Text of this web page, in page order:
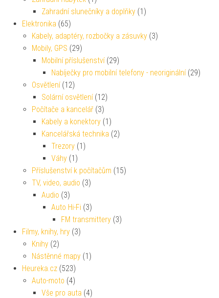
Zahradní slunečníky a doplňky (1)
Elektronika (65)
Kabely, adaptéry, rozbočky a zásuvky (3)
Mobily, GPS (29)
Mobilní příslušenství (29)
Nabíječky pro mobilní telefony - neoriginální (29)
Osvětlení (12)
Solární osvětlení (12)
Počítače a kancelář (3)
Kabely a konektory (1)
Kancelářská technika (2)
Trezory (1)
Váhy (1)
Příslušenství k počítačům (15)
TV, video, audio (3)
Audio (3)
Auto Hi-Fi (3)
FM transmittery (3)
Filmy, knihy, hry (3)
Knihy (2)
Nástěnné mapy (1)
Heureka.cz (523)
Auto-moto (4)
Vše pro auta (4)